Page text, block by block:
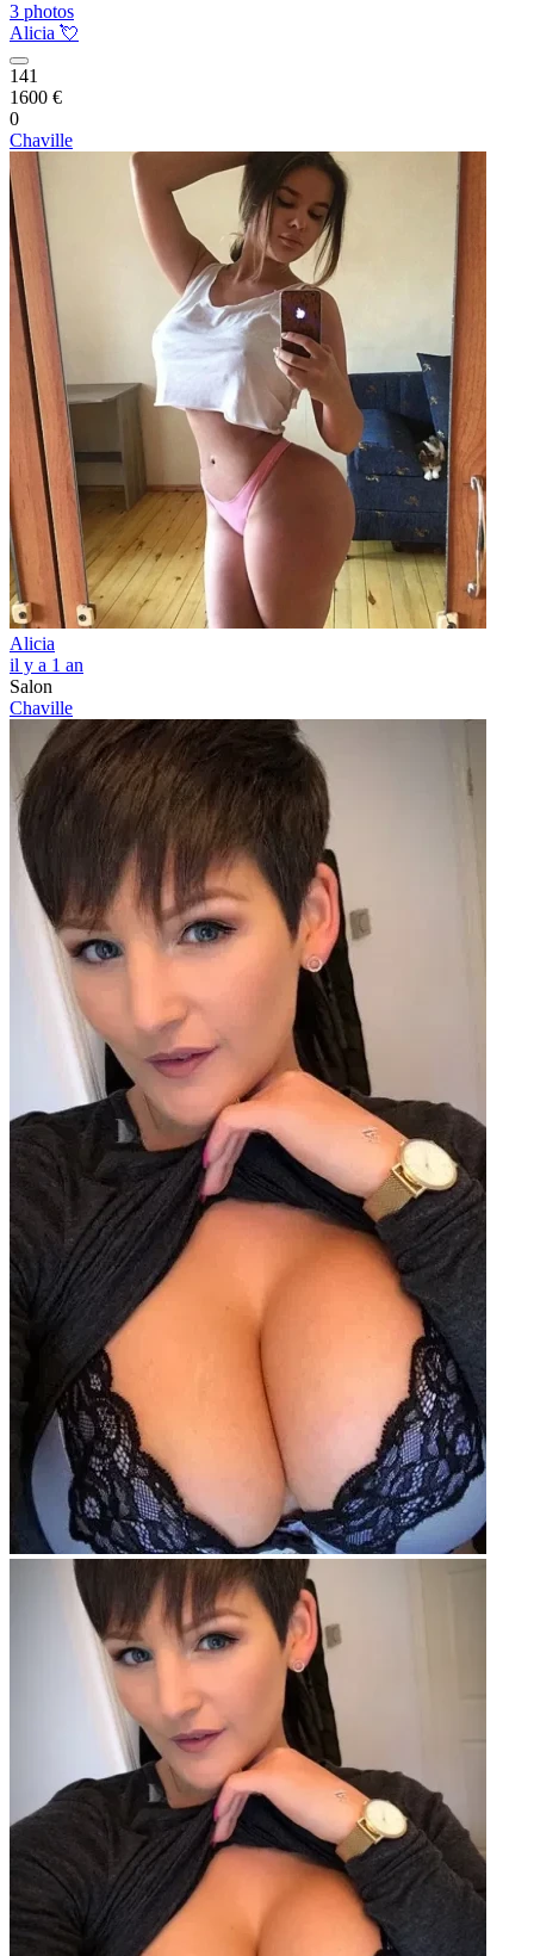
3 photos
Alicia 💘
141
1600 €
0
Chaville
Alicia
il y a 1 an
Salon
Chaville